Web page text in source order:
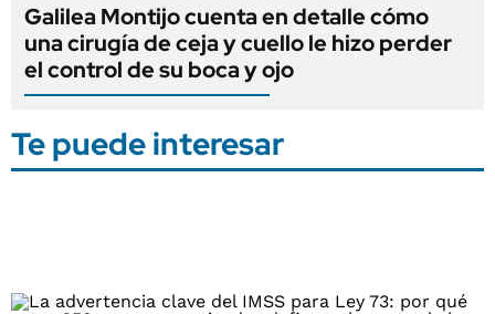
Galilea Montijo cuenta en detalle cómo
una cirugía de ceja y cuello le hizo perder
el control de su boca y ojo
Te puede interesar